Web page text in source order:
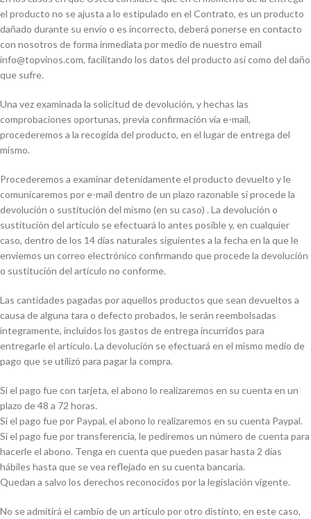
el producto no se ajusta a lo estipulado en el Contrato, es un producto
dañado durante su envío o es incorrecto, deberá ponerse en contacto
con nosotros de forma inmediata por medio de nuestro email
info@topvinos.com, facilitando los datos del producto así como del daño
que sufre.
Una vez examinada la solicitud de devolución, y hechas las
comprobaciones oportunas, previa confirmación vía e-mail,
procederemos a la recogida del producto, en el lugar de entrega del
mismo.
Procederemos a examinar detenidamente el producto devuelto y le
comunicaremos por e-mail dentro de un plazo razonable si procede la
devolución o sustitución del mismo (en su caso) . La devolución o
sustitución del artículo se efectuará lo antes posible y, en cualquier
caso, dentro de los 14 días naturales siguientes a la fecha en la que le
enviemos un correo electrónico confirmando que procede la devolución
o sustitución del artículo no conforme.
Las cantidades pagadas por aquellos productos que sean devueltos a
causa de alguna tara o defecto probados, le serán reembolsadas
íntegramente, incluidos los gastos de entrega incurridos para
entregarle el artículo. La devolución se efectuará en el mismo medio de
pago que se utilizó para pagar la compra.
Si el pago fue con tarjeta, el abono lo realizaremos en su cuenta en un
plazo de 48 a 72 horas.
Si el pago fue por Paypal, el abono lo realizaremos en su cuenta Paypal.
Si el pago fue por transferencia, le pediremos un número de cuenta para
hacerle el abono. Tenga en cuenta que pueden pasar hasta 2 días
hábiles hasta que se vea reflejado en su cuenta bancaria.
Quedan a salvo los derechos reconocidos por la legislación vigente.
No se admitirá el cambio de un artículo por otro distinto, en este caso,